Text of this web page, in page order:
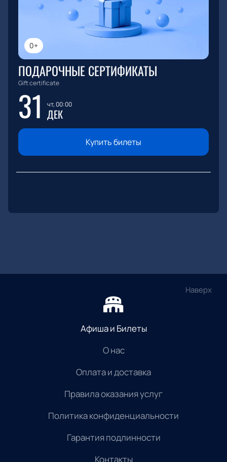
0+
ПОДАРОЧНЫЕ СЕРТИФИКАТЫ
Gift certificate
31 чт, 00:00
ДЕК
Купить билеты
Наверх
Афиша и Билеты
О нас
Оплата и доставка
Правила оказания услуг
Политика конфиденциальности
Гарантия подлинности
Контакты